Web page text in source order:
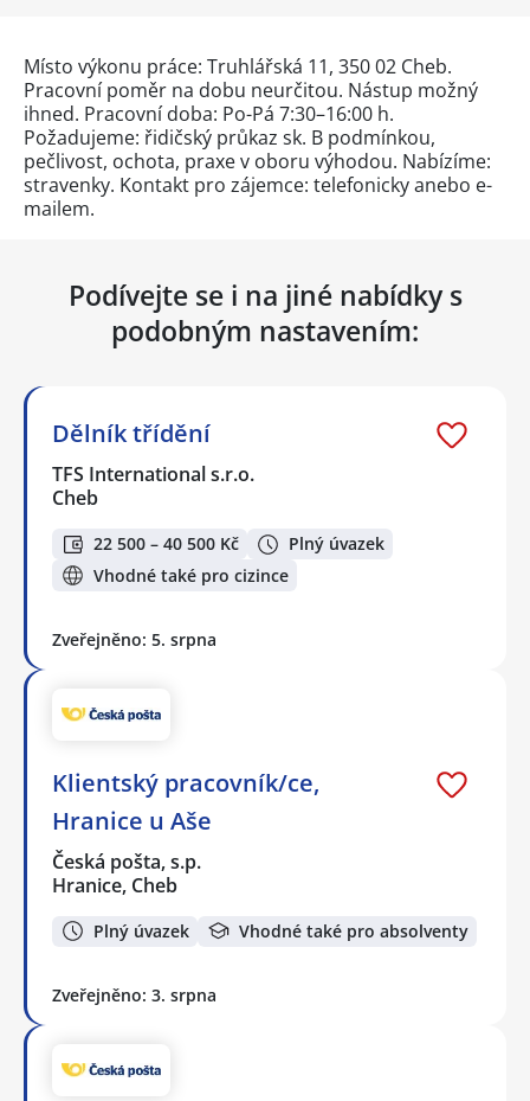
Místo výkonu práce: Truhlářská 11, 350 02 Cheb.
Pracovní poměr na dobu neurčitou. Nástup možný
ihned. Pracovní doba: Po-Pá 7:30–16:00 h.
Požadujeme: řidičský průkaz sk. B podmínkou,
pečlivost, ochota, praxe v oboru výhodou. Nabízíme:
stravenky. Kontakt pro zájemce: telefonicky anebo e-
mailem.
Podívejte se i na jiné nabídky s
podobným nastavením:
Dělník třídění
TFS International s.r.o.
Cheb
22 500 – 40 500 Kč
Plný úvazek
Vhodné také pro cizince
Zveřejněno: 5. srpna
Klientský pracovník/ce,
Hranice u Aše
Česká pošta, s.p.
Hranice, Cheb
Plný úvazek Vhodné také pro absolventy
Zveřejněno: 3. srpna